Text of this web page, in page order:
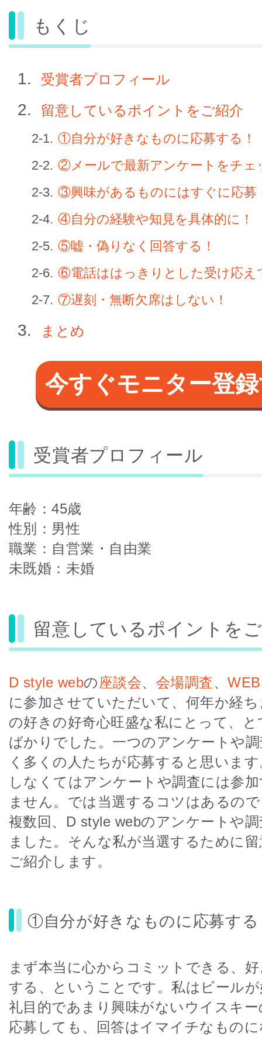
もくじ
受賞者プロフィール
留意しているポイントをご紹介
①自分が好きなものに応募する！
②メールで最新アンケートをチェ
③興味があるものにはすぐに応募
④自分の経験や知見を具体的に！
⑤嘘・偽りなく回答する！
⑥電話ははっきりとした受け応え
⑦遅刻・無断欠席はしない！
まとめ
今すぐモニター登
受賞者プロフィール
年齢：45歳
性別：男性
職業：自営業・自由業
未既婚：未婚
留意しているポイントを
D style webの座談会、 会場調査、
に参加させていただいて、何年か経
の好きの好奇心旺盛な私にとって、
ばかりでした。一つのアンケートや
く多くの人たちが応募すると思いま
しなくてはアンケートや調査には参
ません。では当選するコツはあるの
複数回、D style webのアンケートや
ました。そんな私が当選するために
ご紹介します。
①自分が好きなものに応募する
まず本当に心からコミットできる、
する、ということです。私はビール
礼目的であまり興味がないウイスキ
応募しても、回答はイマイチなもの